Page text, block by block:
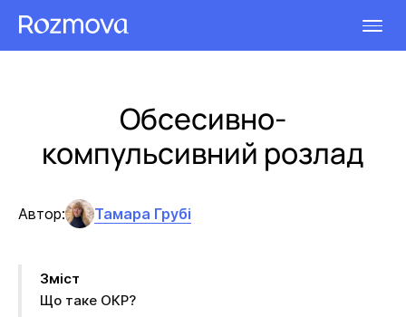
Обсесивно-
компульсивний розлад
Автор: Тамара Грубі
Зміст
Що таке ОКР?